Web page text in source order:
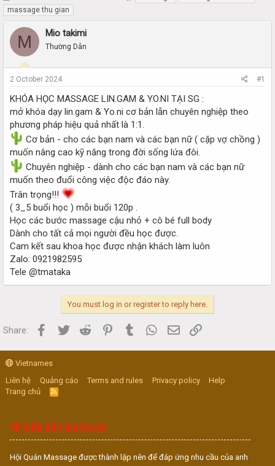
h
r
e
d
a
r
e
r
t
a
r
d
massage thu gian
M Mio takimi
Thường Dân
2 October 2024 #1
KHÓA HỌC MASSAGE LIN.GAM & YO.NI TẠI SG :
mở khóa dạy lin.gam & Yo.ni cơ bản lẫn chuyên nghiệp theo
phương pháp hiệu quả nhất là 1:1.
Cơ bản - cho các bạn nam và các bạn nữ ( cặp vợ chồng )
muốn nâng cao kỹ năng trong đời sống lứa đôi.
Chuyên nghiệp - dành cho các bạn nam và các bạn nữ
muốn theo đuổi công việc độc đáo này.
Trân trọng!!!
( 3_5 buổi học ) mỗi buổi 120p .
Học các bước massage cậu nhỏ + cô bé full body
Dành cho tất cả mọi người đều học được.
Cam kết sau khoa học được nhận khách làm luôn
Zalo: 0921982595
Tele @tmataka
You must log in or register to reply here.
Share: Facebook
Twitter Reddit PinterestTumblr WhatsApp
Email
Vietnames
Liên hệ
Quảng cáo Terms and rules Privacy policy
Help
Trang chủ
R
S
VỀ DIỄN ĐÀN MASSAGE
Hội Quán Massage được thành lập nên để đáp ứng nhu cầu của anh